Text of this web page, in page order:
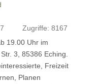
Zugriffe: 8167
19.00 Uhr im
3, 85386 Eching.
Freizeit
Planen